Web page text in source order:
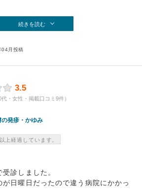
続きを読む
月投稿
3.5
・女性・掲載口コミ9件）
の発疹・かゆみ
上経過しています。
診しました。
日曜日だったので違う病院にかかっ